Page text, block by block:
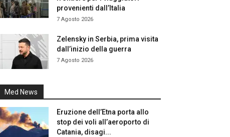
provenienti dall’Italia
7 Agosto 2026
Zelensky in Serbia, prima visita
dall’inizio della guerra
7 Agosto 2026
Med News
Eruzione dell’Etna porta allo
stop dei voli all’aeroporto di
Catania, disagi...